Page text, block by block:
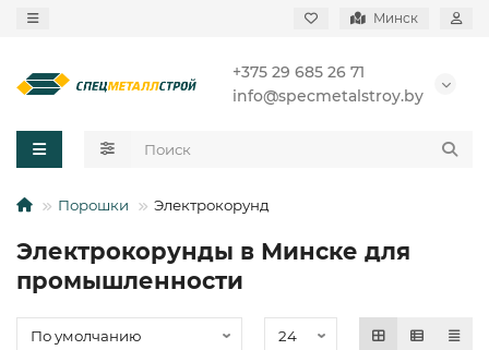
Минск
+375 29 685 26 71
info@specmetalstroy.by
Порошки Электрокорунд
Электрокорунды в Минске для
промышленности